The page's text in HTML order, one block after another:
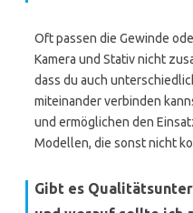
Oft passen die Gewinde
Kamera und Stativ nicht
dass du auch
miteinander verbinden
und ermöglichen den
Modellen, die sonst nicht
Gibt es